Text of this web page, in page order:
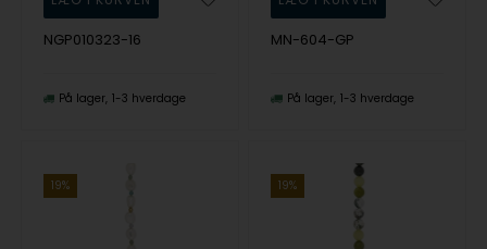
NGP010323-16
På lager 1-3 hverdage
MN-604-GP
På lager 1-3 hverdage
19% 19%